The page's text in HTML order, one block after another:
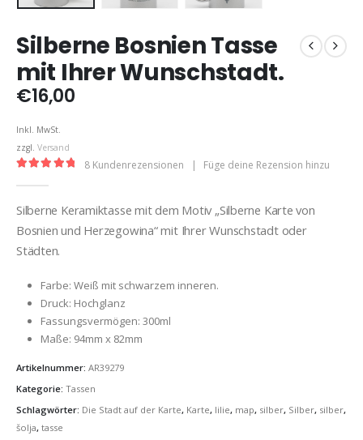
Silberne Bosnien Tasse
mit Ihrer Wunschstadt.
€16,00
Inkl. MwSt.
zzgl. Versand
8 Kundenrezensionen | Füge deine Rezension hinzu
Silberne Keramiktasse mit dem Motiv „Silberne Karte von
Bosnien und Herzegowina“ mit Ihrer Wunschstadt oder
Städten.
Farbe: Weiß mit schwarzem inneren.
Druck: Hochglanz
Fassungsvermögen: 300ml
Maße: 94mm x 82mm
Artikelnummer: AR39279
Kategorie: Tassen
Schlagwörter: Die Stadt auf der Karte, Karte, lilie, map, silber, Silber, silber,
šolja, tasse